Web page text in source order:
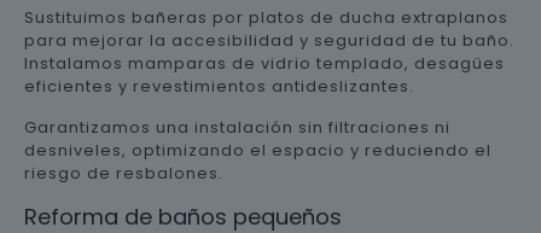
Sustituimos bañeras por platos de ducha extraplanos
para mejorar la accesibilidad y seguridad de tu baño.
Instalamos mamparas de vidrio templado, desagües
eficientes y revestimientos antideslizantes.
Garantizamos una instalación sin filtraciones ni
desniveles, optimizando el espacio y reduciendo el
riesgo de resbalones.
Reforma de baños pequeños